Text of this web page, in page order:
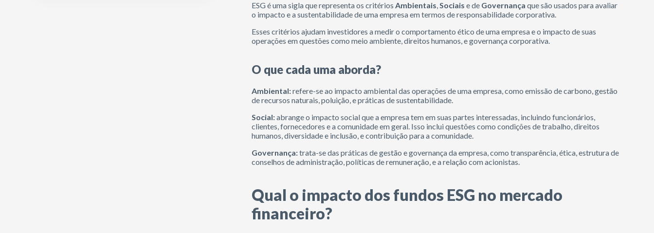
ESG é uma sigla que representa os critériosAmbientais,Sociais e de Governança que são usados para avaliar
o impacto e a sustentabilidade de uma empresa em termos de responsabilidade corporativa.
Esses critérios ajudam investidores a medir o comportamento ético de uma empresa e o impacto de suas
operações em questões como meio ambiente, direitos humanos, e governança corporativa.
O que cada uma aborda?
Ambiental:refere-se ao impacto ambiental das operações de uma empresa, como emissão de carbono, gestão
de recursos naturais, poluição, e práticas de sustentabilidade.
Social:abrange o impacto social que a empresa tem em suas partes interessadas, incluindo funcionários,
clientes, fornecedores e a comunidade em geral. Isso inclui questões como condições de trabalho, direitos
humanos, diversidade e inclusão, e contribuição para a comunidade.
Governança:trata-se das práticas de gestão e governança da empresa, como transparência, ética, estrutura de
conselhos de administração, políticas de remuneração, e a relação com acionistas.
Qual o impacto dos fundos ESG no mercado
financeiro?